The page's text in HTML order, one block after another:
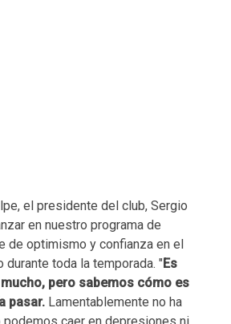
el presidente del club, Sergio
en nuestro programa de
de optimismo y confianza en el
durante toda la temporada. "Es
pero sabemos cómo es
pasar. Lamentablemente no ha